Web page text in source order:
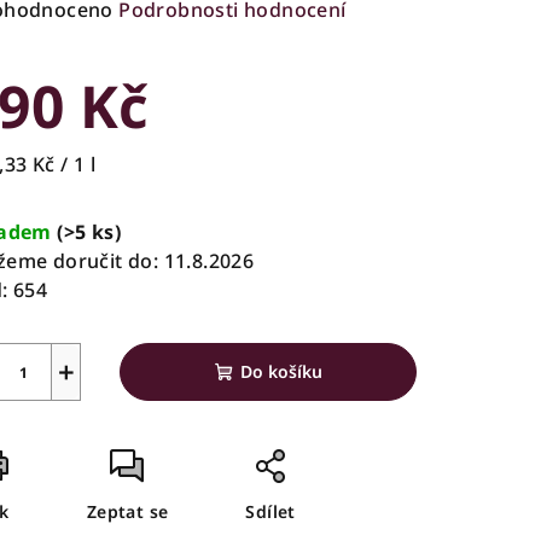
Podrobnosti hodnocení
Kč
Kč / 1 l
(>5 ks)
doručit do: 11.8.2026
654
+ Do košíku
Zeptat se Sdílet